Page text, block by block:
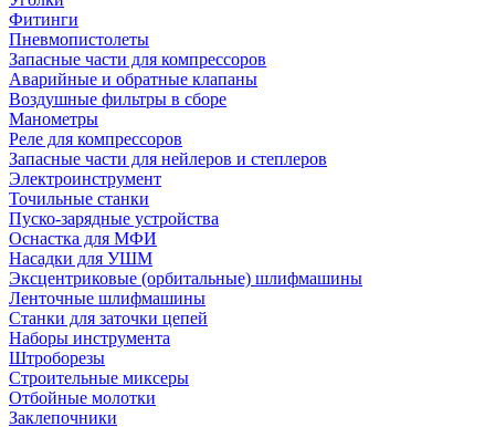
Фитинги
Пневмопистолеты
Запасные части для компрессоров
Аварийные и обратные клапаны
Воздушные фильтры в сборе
Манометры
Реле для компрессоров
Запасные части для нейлеров и степлеров
Электроинструмент
Точильные станки
Пуско-зарядные устройства
Оснастка для МФИ
Насадки для УШМ
Эксцентриковые (орбитальные) шлифмашины
Ленточные шлифмашины
Станки для заточки цепей
Наборы инструмента
Штроборезы
Строительные миксеры
Отбойные молотки
Заклепочники